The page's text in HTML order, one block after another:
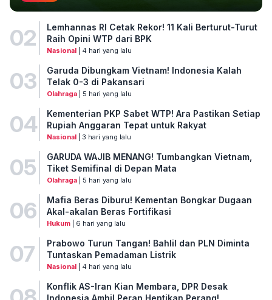
02
Lemhannas RI Cetak Rekor! 11 Kali Berturut-Turut
Raih Opini WTP dari BPK
Nasional| 4 hari yang lalu
03
Garuda Dibungkam Vietnam! Indonesia Kalah
Telak 0-3 di Pakansari
Olahraga| 5 hari yang lalu
04
Kementerian PKP Sabet WTP! Ara Pastikan Setiap
Rupiah Anggaran Tepat untuk Rakyat
Nasional| 3 hari yang lalu
05
GARUDA WAJIB MENANG! Tumbangkan Vietnam,
Tiket Semifinal di Depan Mata
Olahraga| 5 hari yang lalu
06
Mafia Beras Diburu! Kementan Bongkar Dugaan
Akal-akalan Beras Fortifikasi
Hukum| 6 hari yang lalu
07
Prabowo Turun Tangan! Bahlil dan PLN Diminta
Tuntaskan Pemadaman Listrik
Nasional| 4 hari yang lalu
Konflik AS-Iran Kian Membara, DPR Desak
Indonesia Ambil Peran Hentikan Perang!